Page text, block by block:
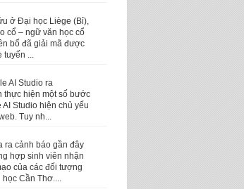
ở Đại học Liège (Bỉ),
cổ – ngữ văn học cổ
bố đã giải mã được
tuyến ...
AI Studio ra
thực hiện một số bước
Studio hiện chủ yếu
Tuy nh...
ra cảnh báo gần đây
hợp sinh viên nhận
của các đối tượng
Cần Thơ....